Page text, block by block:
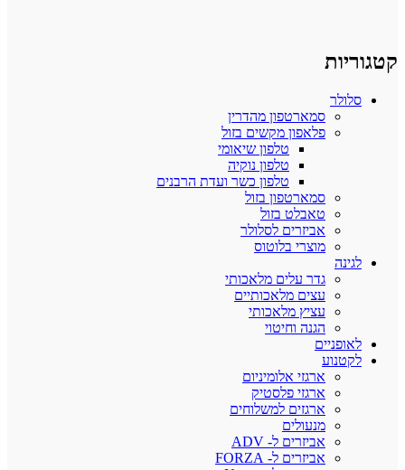
קטגוריות
סלולר
סמארטפון מהדרין
פלאפון מקשים בזול
טלפון שיאומי
טלפון נוקיה
טלפון כשר ועדת הרבנים
סמארטפון בזול
טאבלט בזול
אביזרים לסלולר
מוצרי בלוטוס
לגינה
גדר עלים מלאכותי
עצים מלאכותיים
עציץ מלאכותי
הגנה וחיטוי
לאופניים
לקטנוע
ארגזי אלומיניום
ארגזי פלסטיק
ארגזים למשלוחים
מנעולים
אביזרים ל- ADV
אביזרים ל- FORZA